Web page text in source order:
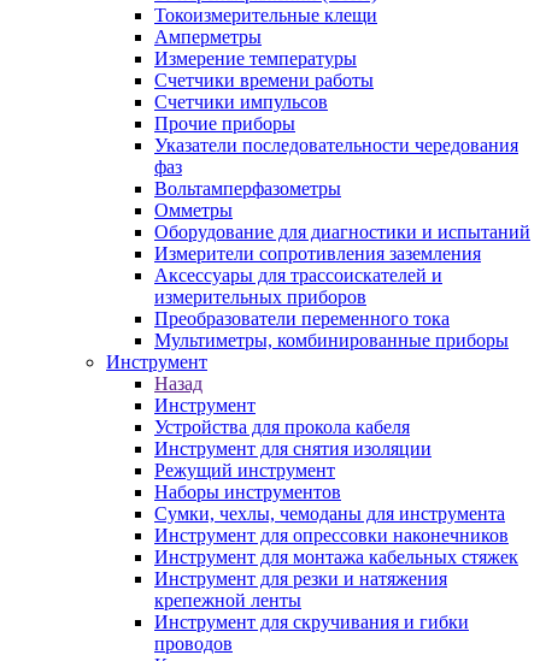
Токоизмерительные клещи
Амперметры
Измерение температуры
Счетчики времени работы
Счетчики импульсов
Прочие приборы
Указатели последовательности чередования
фаз
Вольтамперфазометры
Омметры
Оборудование для диагностики и испытаний
Измерители сопротивления заземления
Аксессуары для трассоискателей и
измерительных приборов
Преобразователи переменного тока
Мультиметры, комбинированные приборы
Инструмент
Назад
Инструмент
Устройства для прокола кабеля
Инструмент для снятия изоляции
Режущий инструмент
Наборы инструментов
Сумки, чехлы, чемоданы для инструмента
Инструмент для опрессовки наконечников
Инструмент для монтажа кабельных стяжек
Инструмент для резки и натяжения
крепежной ленты
Инструмент для скручивания и гибки
проводов